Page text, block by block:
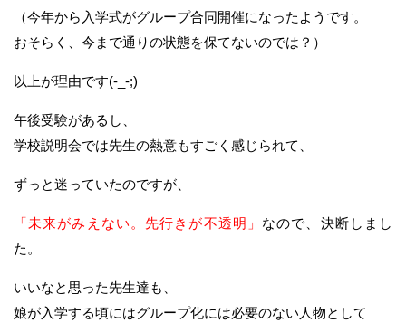
（今年から入学式がグループ合同開催になったようです。
おそらく、今まで通りの状態を保てないのでは？）
以上が理由です(-_-;)
午後受験があるし、
学校説明会では先生の熱意もすごく感じられて、
ずっと迷っていたのですが、
「未来がみえない。先行きが不透明」 なので、決断しまし
た。
いいなと思った先生達も、
娘が入学する頃にはグループ化には必要のない人物として